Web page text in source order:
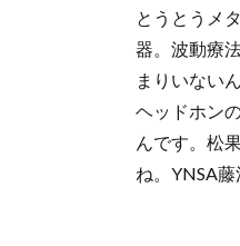
とうとうメ
器。波動療
まりいない
ヘッドホン
んです。松
ね。YNSA